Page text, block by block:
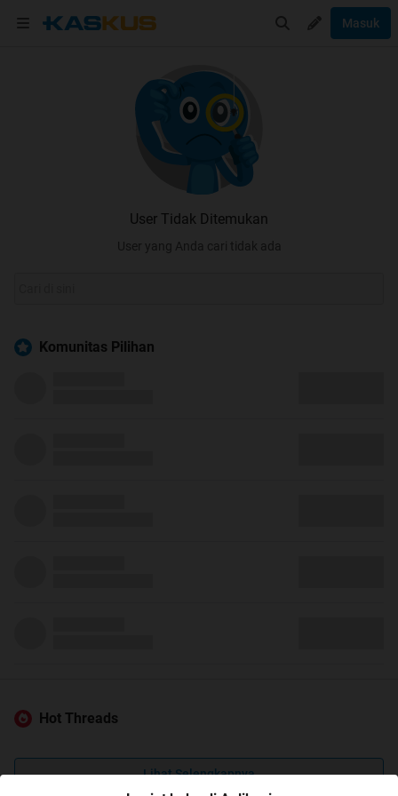
Masuk
User Tidak Ditemukan
User yang Anda cari tidak ada
Komunitas Pilihan
Hot Threads
Lihat Selengkapnya